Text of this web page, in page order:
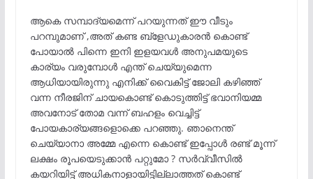
ആകെ സമ്പാദ്യമെന്ന് പറയുന്നത് ഈ വീടും
പറമ്പുമാണ് ,അത് കണ്ട ബ്ളേഡുകാരൻ കൊണ്ട്
പോയാൽ പിന്നെ ഇനി ഇളയവൾ അനുപമയുടെ
കാര്യം വരുമ്പോൾ എന്ത് ചെയ്യുമെന്ന
ആധിയായിരുന്നു എനിക്ക് വൈകിട്ട് ജോലി കഴിഞ്ഞ്
വന്ന നീരജിന് ചായകൊണ്ട് കൊടുത്തിട്ട് ഭവാനിയമ്മ
അവനോട് തോമ വന്ന് ബഹളം വെച്ചിട്ട്
പോയകാര്യങ്ങളൊക്കെ പറഞ്ഞു. ഞാനെന്ത്
ചെയ്യാനാ അമ്മേ എന്നെ കൊണ്ട് ഇപ്പോൾ രണ്ട് മൂന്ന്
ലക്ഷം രൂപയെടുക്കാൻ പറ്റുമോ ? സർവ്വീസിൽ
കയറിയിട്ട് അധികനാളായിട്ടില്ലാത്തത് കൊണ്ട്